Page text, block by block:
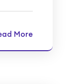
More